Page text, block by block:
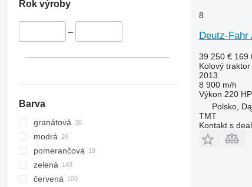
Rok výroby
–
Barva
granátová
modrá
pomerančová
zelená
červená
8
Deutz-Fahr
39 250 € 169
Kolový traktor
2013
8 900 m/h
Výkon 220
Polsko,
TMT
Kontakt s